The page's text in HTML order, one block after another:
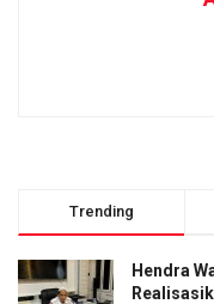
Trending
Hendra